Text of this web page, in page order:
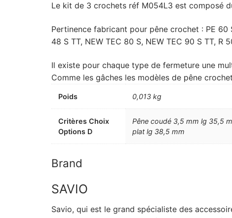
Le kit de 3 crochets réf M054L3 est composé
Pertinence fabricant pour pêne crochet : PE 60
48 S TT, NEW TEC 80 S, NEW TEC 90 S TT, R
Il existe pour chaque type de fermeture une
Comme les gâches les modèles de pêne
Poids 0,013 kg
Critères Choix
Options D
Pêne coudé 3,5 mm lg 35,5
plat lg 38,5 mm
Brand
SAVIO
Savio, qui est le grand spécialiste des